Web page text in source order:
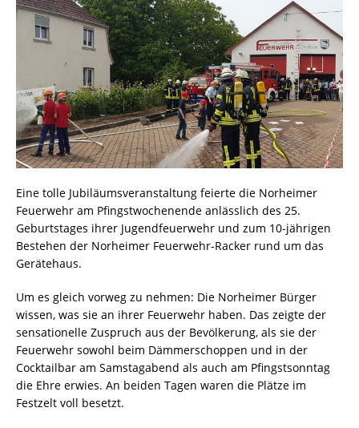
Eine tolle Jubiläumsveranstaltung feierte die Norheimer
Feuerwehr am Pfingstwochenende anlässlich des 25.
Geburtstages ihrer Jugendfeuerwehr und zum 10-jährigen
Bestehen der Norheimer Feuerwehr-Racker rund um das
Gerätehaus.
Um es gleich vorweg zu nehmen: Die Norheimer Bürger
wissen, was sie an ihrer Feuerwehr haben. Das zeigte der
sensationelle Zuspruch aus der Bevölkerung, als sie der
Feuerwehr sowohl beim Dämmerschoppen und in der
Cocktailbar am Samstagabend als auch am Pfingstsonntag
die Ehre erwies. An beiden Tagen waren die Plätze im
Festzelt voll besetzt.